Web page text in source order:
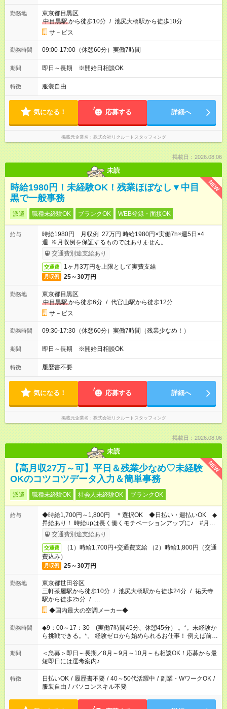
勤務地
東京都目黒区
中目黒駅から徒歩10分 / 池尻大橋駅から徒歩10分
サ－ビス
勤務時間 09:00-17:00（休憩60分）実働7時間
期間 即日～長期 ※開始日相談OK
特徴 服装自由
気になる！ 応募する 詳細へ
掲載元企業名 株式会社リクルートスタッフィング
掲載日：2026.08.06
未読
NEW
時給1980円！未経験OK！残業ほぼなし▼中目
黒で一般事務
派遣 職種未経験OK ブランクOK WEB登録・面接OK
給与
時給1980円 月収例 27万円 時給1980円×実働7h×週5日×4
週 ※月収例を保証するものではありません。
交通費別途支給あり
交通費 1ヶ月3万円を上限として実費支給
月収例 25～30万円
勤務地
東京都目黒区
中目黒駅から徒歩6分 / 代官山駅から徒歩12分
サ－ビス
勤務時間 09:30-17:30（休憩60分）実働7時間（残業少なめ！）
期間 即日～長期 ※開始日相談OK
特徴 履歴書不要
気になる！ 応募する 詳細へ
掲載元企業名 株式会社リクルートスタッフィング
掲載日：2026.08.06
未読
NEW
【高月収27万～可】平日＆残業少なめ♡未経験
OKのコツコツデータ入力＆簡単事務
派遣 職種未経験OK 社会人未経験OK ブランクOK
給与
◆時給1,700円～1,800円 ＊選択OK ◆日払い・週払いOK ◆
昇給あり！ 時給upは長く働くモチベーションアップに♪ #月収
26万円以上～月収27.9万円以上も可
交通費別途支給あり
交通費
（1）時給1,700円+交通費支給 （2）時給1,800円（交通
費込み）
月収例 25～30万円
勤務地
東京都世田谷区
三軒茶屋駅から徒歩10分 / 池尻大橋駅から徒歩24分 / 祐天寺
駅から徒歩25分 / …
◆国内最大の空調メーカー◆
勤務時間
◆9：00～17：30 (実働7時間45分、休憩45分） 。*。未経験か
ら挑戦できる。*。 経験ゼロから始められるお仕事！ 例えば前職
が、 在宅/財団法人/事務/コールセンター/受付/販売/カフェスタ
ッフ スイーツ販売/ホテルフロント/化粧品販売/など 未経験の方
たちが活躍中♪
期間
＜急募＞即日～長期／8月～9月～10月～も相談OK！応募から最
短即日には選考案内♪
特徴 日払いOK / 履歴書不要 / 40～50代活躍中 / 副業・WワークOK /
服装自由 / パソコンスキル不要